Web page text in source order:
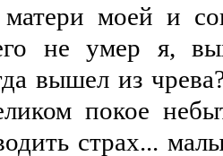
матери моей и
не умер я,
вышел из
покое
страх...